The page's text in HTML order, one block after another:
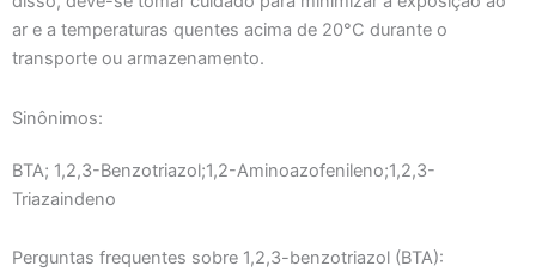
ar e a temperaturas quentes acima de 20°C durante o
transporte ou armazenamento.
Sinônimos:
BTA; 1,2,3-Benzotriazol;1,2-Aminoazofenileno;1,2,3-
Triazaindeno
Perguntas frequentes sobre 1,2,3-benzotriazol (BTA):